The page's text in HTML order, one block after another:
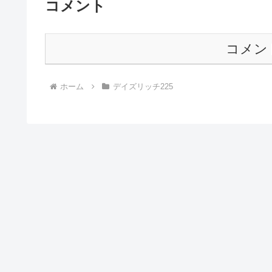
コメント
コメン
ホーム デイズリッチ225